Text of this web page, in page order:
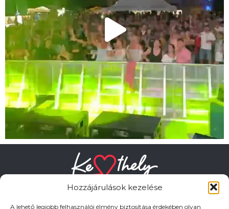
Hozzájárulások kezelése
A lehető legjobb felhasználói élmény biztosítása érdekében olyan